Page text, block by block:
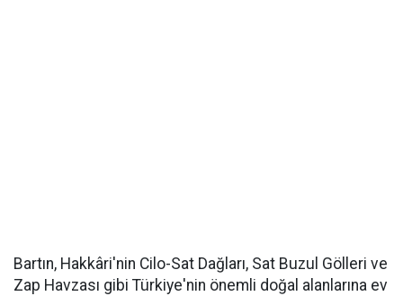
Bartın, Hakkâri'nin Cilo-Sat Dağları, Sat Buzul Gölleri ve
Zap Havzası gibi Türkiye'nin önemli doğal alanlarına ev